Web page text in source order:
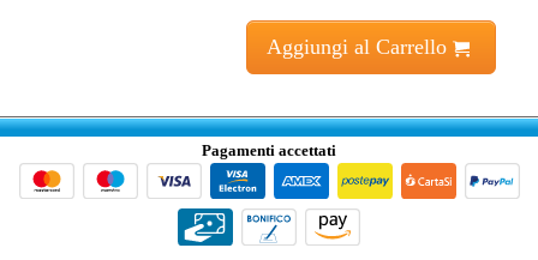
Aggiungi al Carrello
Pagamenti accettati